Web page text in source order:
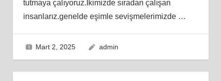
tutmaya çalıyoruz.İkimizde sıradan çalışan
insanlarız.genelde eşimle sevişmelerimizde …
Mart 2, 2025 admin